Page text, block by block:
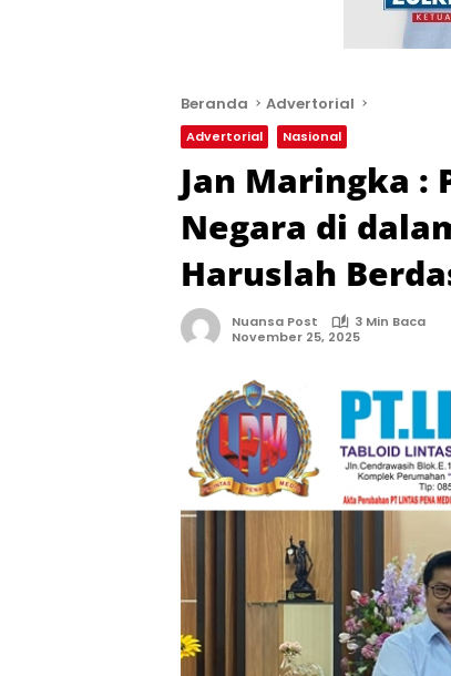
Beranda Advertorial
Advertorial Nasional
Jan Maringka :
Negara di
Haruslah
Nuansa Post
3 Min Baca
November 25, 2025